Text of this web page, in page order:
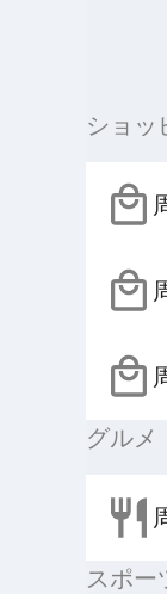
ショッ
グルメ
スポー